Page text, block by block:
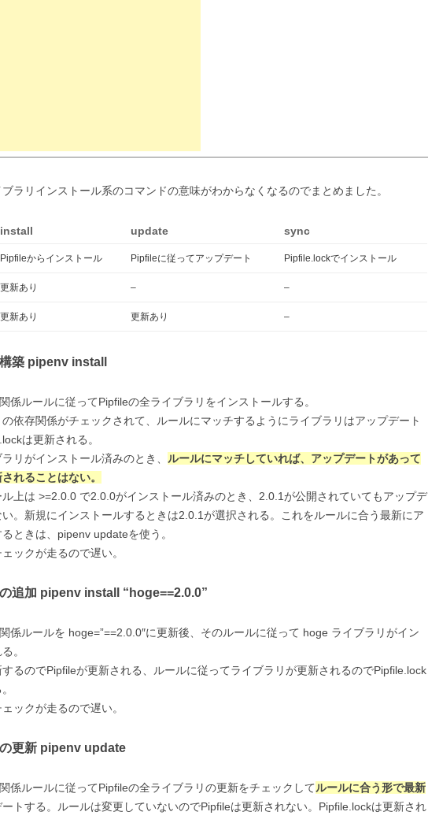
ラリインストール系のコマンドの意味がわからなくなるのでまとめました。
install update sync
Pipfileからインストール Pipfileに従ってアップデート Pipfile.lockでインストール
更新あり – –
更新あり 更新あり –
築 pipenv install
係ルールに従ってPipfileの全ライブラリをインストールする。
依存関係がチェックされて、ルールにマッチするようにライブラリはアップデート
は更新される。
リがインストール済みのとき、 ルールにマッチしていれば、アップデートがあって
れることはない。
上は >=2.0.0 で2.0.0がインストール済みのとき、2.0.1が公開されていてもアップデ
。新規にインストールするときは2.0.1が選択される。これをルールに合う最新にア
ときは、pipenv updateを使う。
ックが走るので遅い。
追加 pipenv install “hoge==2.0.0”
係ルールを hoge=”==2.0.0″に更新後、そのルールに従って hoge ライブラリがイン
。
するのでPipfileが更新される、ルールに従ってライブラリが更新されるのでPipfile.lock
ックが走るので遅い。
更新 pipenv update
係ルールに従ってPipfileの全ライブラリの更新をチェックしてルールに合う形で最新
ートする。ルールは変更していないのでPipfileは更新されない。Pipfile.lockは更新され